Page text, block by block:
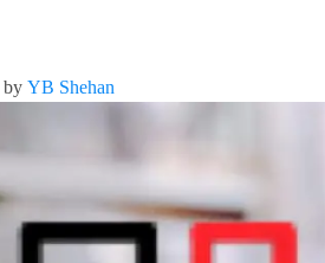
by YB Shehan